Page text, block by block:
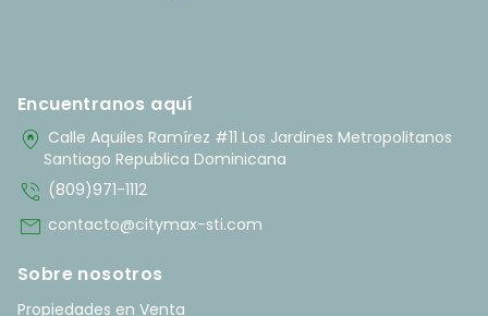
Encuentranos aquí
home_pin Calle Aquiles Ramírez #11 Los Jardines Metropolitanos
Santiago Republica Dominicana
phone_in_talk (809)971-1112
mail contacto@citymax-sti.com
Sobre nosotros
Propiedades en Venta